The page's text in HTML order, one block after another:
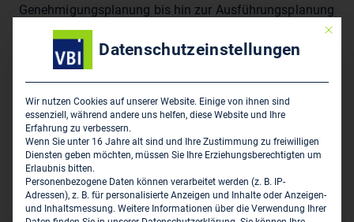
Genehmigungsplanung bis hin zur Ausführungsplanung
– Baukonstruktionen des Hoch-, Industrie- und
Ingenieurbaus aller Bauarten. Leistungsumfang nach
HOAI 2021, §§ 49-52: Leistungsphasen 1-6 Besondere
Leistungen: Objektüberwachung in statisch-
konstruktiver Hinsicht Überprüfung der Standsicherheit
von Bauwerken nach VDI 6200 sowie der Richtlinie zur
Überwachung der Verkehrssicherheit von baulichen
Anlagen des Bundes (RÜV). Erstellung statischer
Gutachten
Mit
Datenschutzeinstellungen
Wir nutzen Cookies auf unserer Website. Einige von ihnen sind
essenziell, während andere uns helfen, diese Website und Ihre
Erfahrung zu verbessern.
Wenn Sie unter 16 Jahre alt sind und Ihre Zustimmung zu freiwilligen
Diensten geben möchten, müssen Sie Ihre Erziehungsberechtigten um
Erlaubnis bitten.
Personenbezogene Daten können verarbeitet werden (z. B. IP-
Adressen), z. B. für personalisierte Anzeigen und Inhalte oder Anzeigen-
und Inhaltsmessung. Weitere Informationen über die Verwendung Ihrer